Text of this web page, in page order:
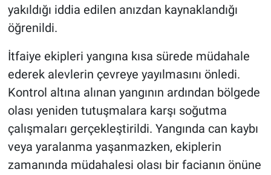
yakıldığı iddia edilen anızdan kaynaklandığı
öğrenildi.
İtfaiye ekipleri yangına kısa sürede müdahale
ederek alevlerin çevreye yayılmasını önledi.
Kontrol altına alınan yangının ardından bölgede
olası yeniden tutuşmalara karşı soğutma
çalışmaları gerçekleştirildi. Yangında can kaybı
veya yaralanma yaşanmazken, ekiplerin
zamanında müdahalesi olası bir facianın önüne